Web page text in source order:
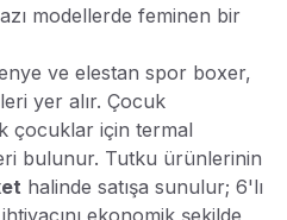
modellerde feminen bir
ve elestan spor boxer,
yer alır. Çocuk
çocuklar için termal
bulunur. Tutku ürünlerinin
halinde satışa sunulur; 6'lı
ekonomik şekilde